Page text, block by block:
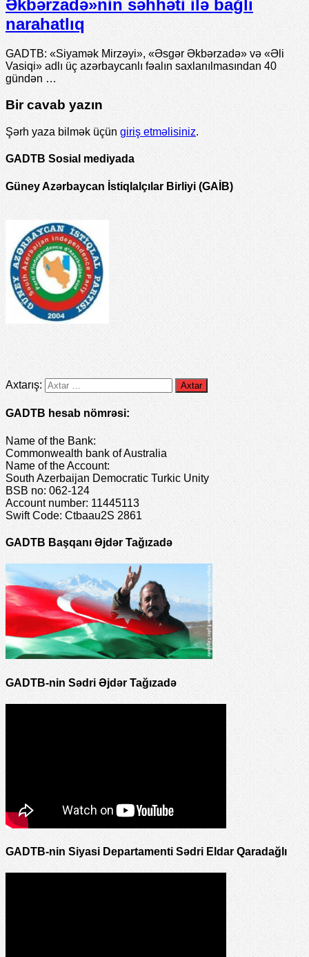
Əkbərzadə»nin səhhəti ilə bağlı
narahatlıq
GADTB: «Siyamək Mirzəyi», «Əsgər Əkbərzadə» və «Əli
Vasiqi» adlı üç azərbaycanlı fəalın saxlanılmasından 40
gündən …
Bir cavab yazın
Şərh yaza bilmək üçün giriş etməlisiniz.
GADTB Sosial mediyada
Güney Azərbaycan İstiqlalçılar Birliyi (GAİB)
Axtarış:
GADTB hesab nömrəsi:
Name of the Bank:
Commonwealth bank of Australia
Name of the Account:
South Azerbaijan Democratic Turkic Unity
BSB no: 062-124
Account number: 11445113
Swift Code: Ctbaau2S 2861
GADTB Başqanı Əjdər Tağızadə
GADTB-nin Sədri Əjdər Tağızadə
GADTB-nin Siyasi Departamenti Sədri Eldar Qaradağlı